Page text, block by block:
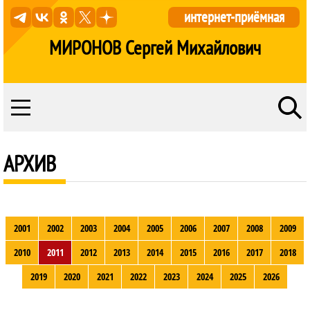
МИРОНОВ Сергей Михайлович
интернет-приёмная
АРХИВ
2001 2002 2003 2004 2005 2006 2007 2008
2009
2010
2011 2012 2013 2014 2015 2016 2017
2018
2019
2020 2021 2022 2023 2024 2025 2026